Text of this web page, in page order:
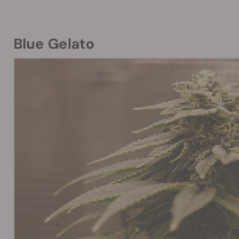
Blue Gelato